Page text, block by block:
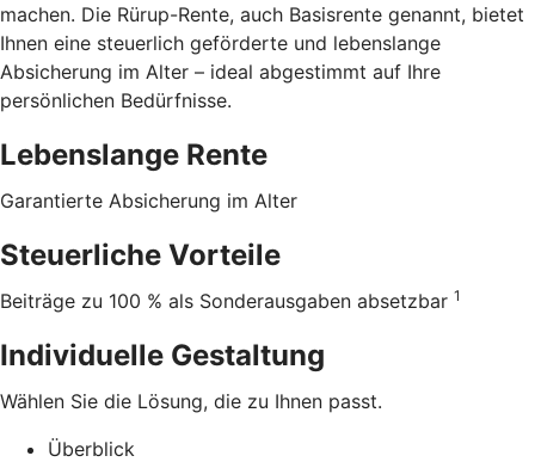
machen. Die Rürup-Rente, auch Basisrente genannt, bietet
Ihnen eine steuerlich geförderte und lebenslange
Absicherung im Alter – ideal abgestimmt auf Ihre
persönlichen Bedürfnisse.
Lebenslange Rente
Garantierte Absicherung im Alter
Steuerliche Vorteile
Beiträge zu 100 % als Sonderausgaben absetzbar 1
Individuelle Gestaltung
Wählen Sie die Lösung, die zu Ihnen passt.
Überblick